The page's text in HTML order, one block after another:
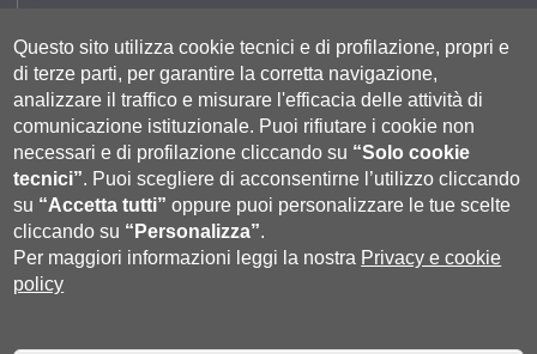
Cookie settings
Segui UNISI
Questo sito utilizza cookie tecnici e di profilazione, propri e
di terze parti, per garantire la corretta navigazione,
analizzare il traffico e misurare l'efficacia delle attività di
comunicazione istituzionale. Puoi rifiutare i cookie non
necessari e di profilazione cliccando su “Solo cookie
tecnici”. Puoi scegliere di acconsentirne l’utilizzo cliccando
su “Accetta tutti” oppure puoi personalizzare le tue scelte
cliccando su “Personalizza”.
Per maggiori informazioni leggi la nostra Privacy e cookie
policy